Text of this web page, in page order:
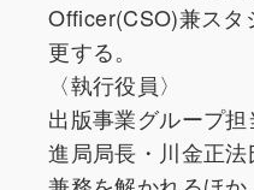
Officer(CSO)兼スタ
更する。
〈執行役員〉
出版事業グループ
進局局長・川金正